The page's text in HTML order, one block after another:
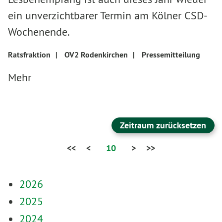
ein unverzichtbarer Termin am Kölner CSD-
Wochenende.
Ratsfraktion | OV2 Rodenkirchen | Pressemitteilung
Mehr
Zeitraum zurücksetzen
<<
< 10 > >>
2026
2025
2024